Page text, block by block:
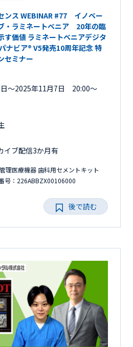
ンス WEBINAR #77 イノベー
・ラミネートベニア 20年の臨
す価値 ラミネートベニアデジタ
ナビア® V5発売10周年記念 特
セミナー
〜2025年11月7日 20:00～
イブ配信3か月有
理医療機器 歯科用セメントキット
号：226ABBZX00106000
後で読む